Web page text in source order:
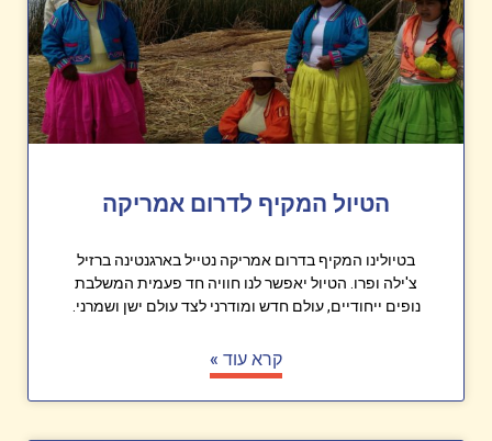
הטיול המקיף לדרום אמריקה
בטיולינו המקיף בדרום אמריקה נטייל בארגנטינה ברזיל
צ'ילה ופרו. הטיול יאפשר לנו חוויה חד פעמית המשלבת
נופים ייחודיים, עולם חדש ומודרני לצד עולם ישן ושמרני.
קרא עוד »